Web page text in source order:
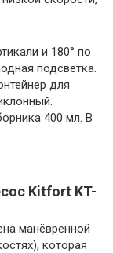
и 180° по
подсветка.
для
400 мл. В
Kitfort KT-
манёвренной
которая